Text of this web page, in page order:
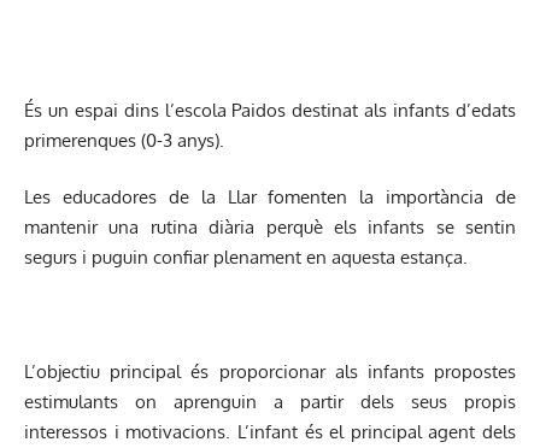
És un espai dins l’escola Paidos destinat als infants d’edats
primerenques (0-3 anys).
Les educadores de la Llar fomenten la importància de
mantenir una rutina diària perquè els infants se sentin
segurs i puguin confiar plenament en aquesta estança.
L’objectiu principal és proporcionar als infants propostes
estimulants on aprenguin a partir dels seus propis
interessos i motivacions. L’infant és el principal agent dels